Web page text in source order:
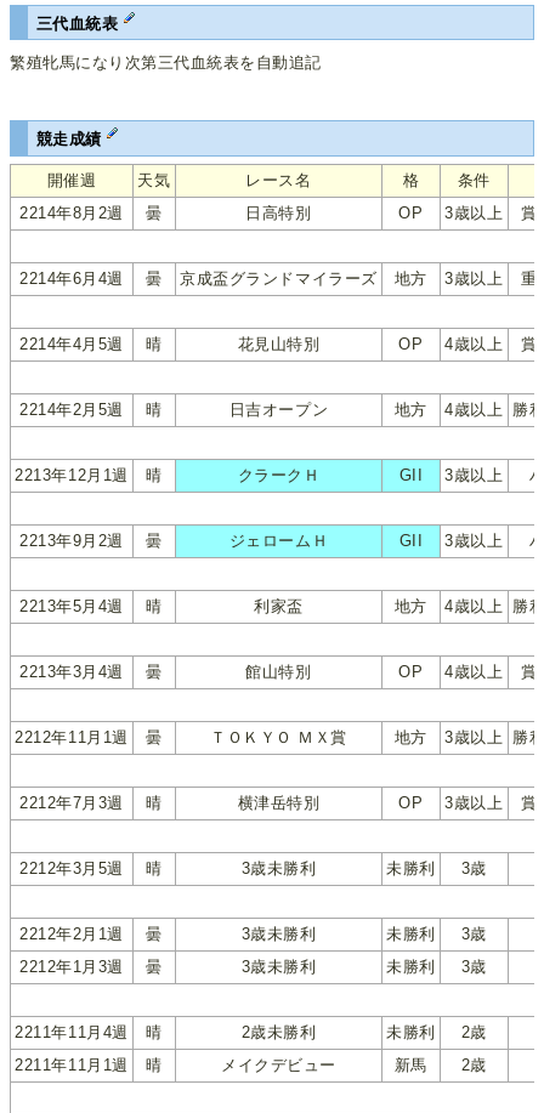
三代血統表
繁殖牝馬になり次第三代血統表を自動追記
競走成績
開催週 天気 レース名 格 条件
2214年8月2週
曇 日高特別 OP 3歳以上 賞
2214年6月4週 曇 京成盃グランドマイラーズ 地方 3歳以上 重
2214年4月5週 晴 花見山特別 OP 4歳以上 賞
2214年2月5週 晴 日吉オープン 地方 4歳以上 勝
2213年12月1週 晴 クラークＨ GII 3歳以上
2213年9月2週 曇 ジェロームＨ GII 3歳以上
2213年5月4週 晴 利家盃 地方 4歳以上 勝
2213年3月4週 曇 館山特別 OP 4歳以上 賞
2212年11月1週 曇 ＴＯＫＹＯ ＭＸ賞 地方 3歳以上 勝
2212年7月3週 晴 横津岳特別 OP 3歳以上 賞
2212年3月5週 晴 3歳未勝利 未勝利 3歳
2212年2月1週 曇 3歳未勝利 未勝利 3歳
2212年1月3週
曇 3歳未勝利 未勝利 3歳
2211年11月4週 晴 2歳未勝利 未勝利 2歳
2211年11月1週
晴 メイクデビュー 新馬 2歳